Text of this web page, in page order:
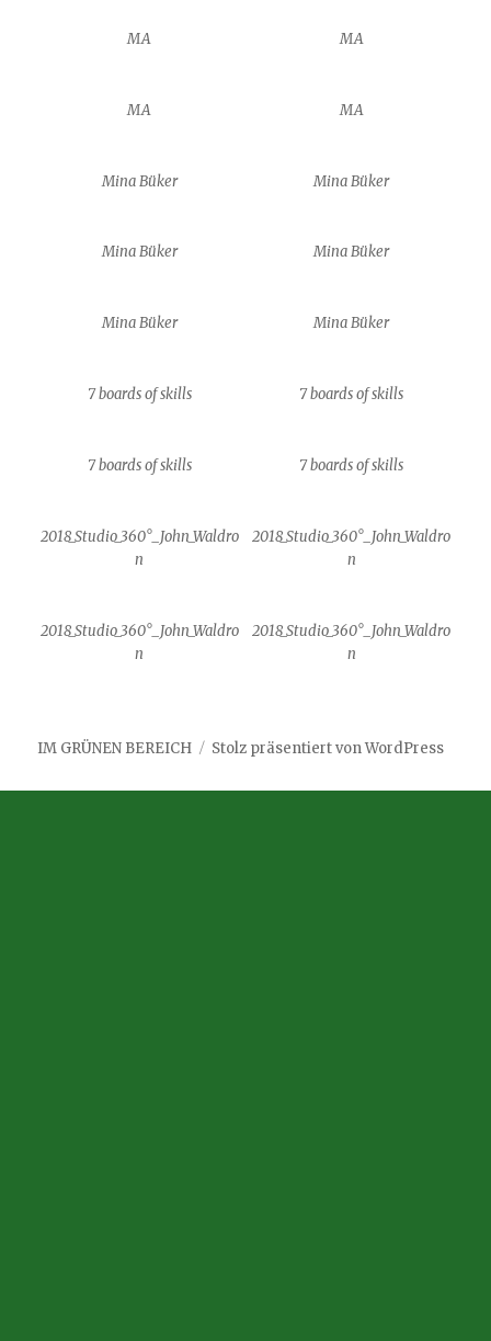
MA MA
MA MA
Mina Büker Mina Büker
Mina Büker Mina Büker
Mina Büker Mina Büker
7 boards of skills 7 boards of skills
7 boards of skills 7 boards of skills
2018_Studio_360°_John_Waldro
n
2018_Studio_360°_John_Waldro
n
2018_Studio_360°_John_Waldro
n
2018_Studio_360°_John_Waldro
n
IM GRÜNEN BEREICH Stolz präsentiert von WordPress